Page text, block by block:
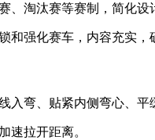
淘汰赛等赛制，简化设
强化赛车，内容充实，
弯、贴紧内侧弯心、平
速拉开距离。